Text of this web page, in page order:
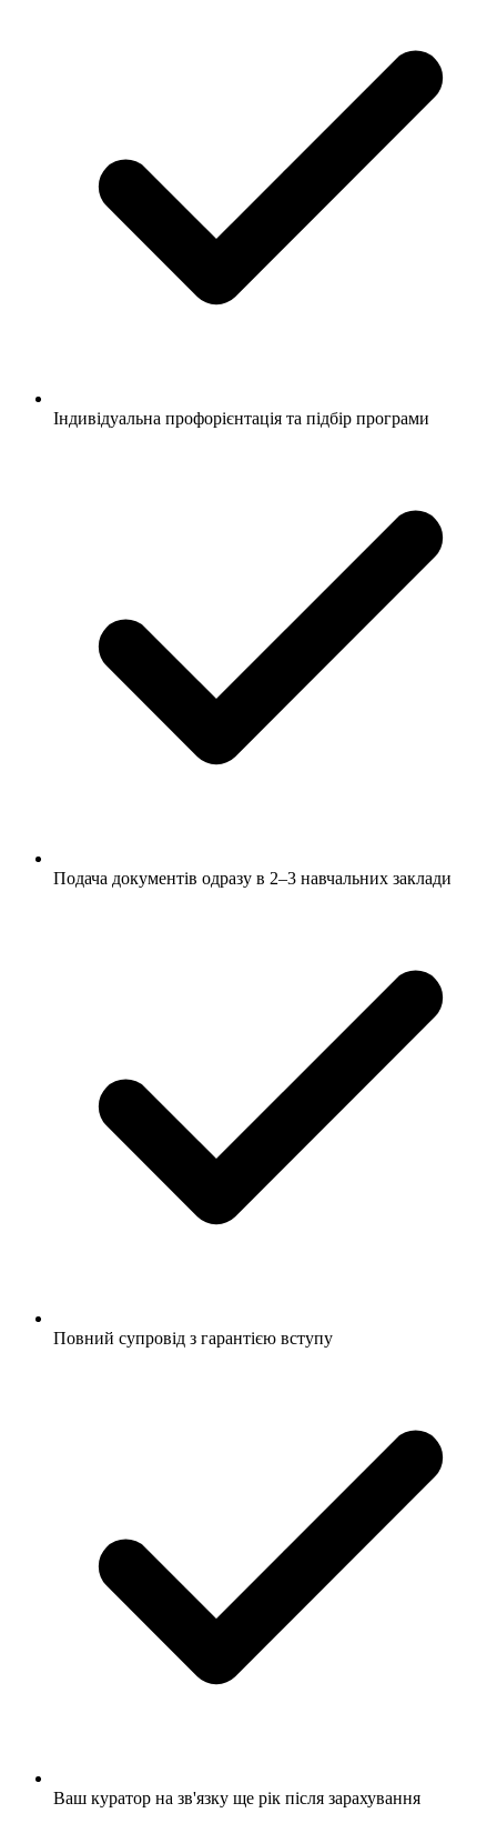
Індивідуальна профорієнтація та підбір програми
Подача документів одразу в 2–3 навчальних заклади
Повний супровід з гарантією вступу
Ваш куратор на зв'язку ще рік після зарахування